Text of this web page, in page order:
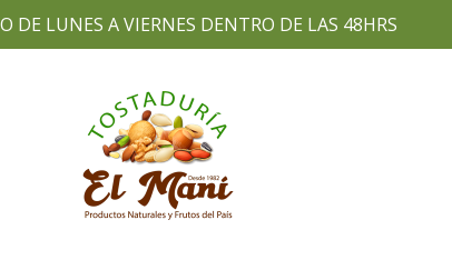
DE LUNES A VIERNES DENTRO DE LAS 48HRS